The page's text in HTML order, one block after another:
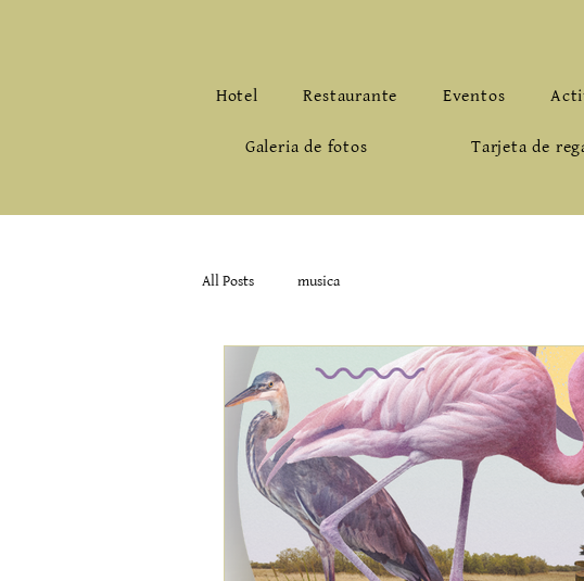
Hotel Restaurante Eventos
Galeria de fotos Tarjeta de
All Posts musica